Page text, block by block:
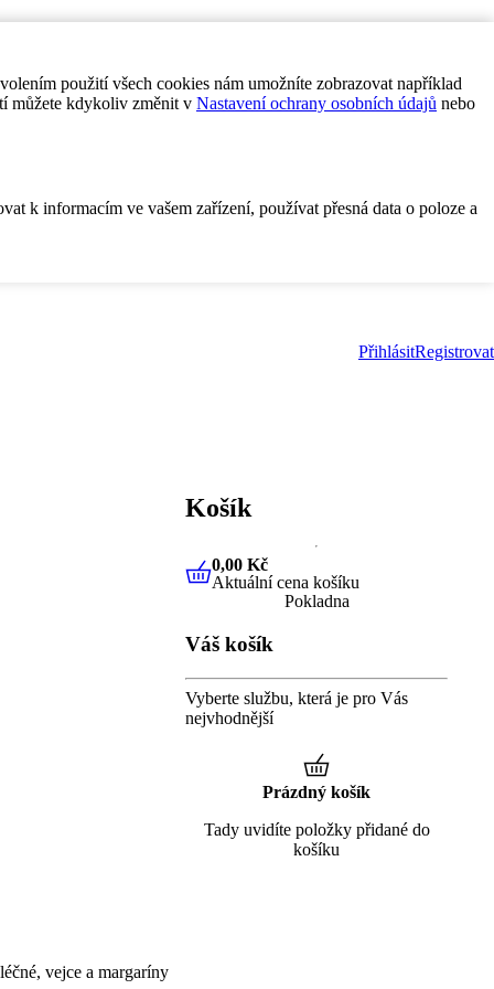
použití všech cookies nám umožníte zobrazovat například
můžete kdykoliv změnit v Nastavení ochrany osobních údajů nebo
k informacím ve vašem zařízení, používat přesná data o poloze a
PřihlásitRegistrovat
vejce a margaríny
Košík
0,00 KčAktuální cena košíku
0,00 Kč
Aktuální cena košíku
Pokladna
Váš košík
Vyberte službu, která je pro Vás
nejvhodnější
Prázdný košík
Tady uvidíte položky přidané do
košíku